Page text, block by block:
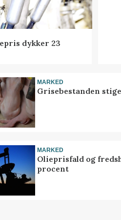
dykker 23
MARKED
Grisebestanden
MARKED
Olieprisfald og
procent